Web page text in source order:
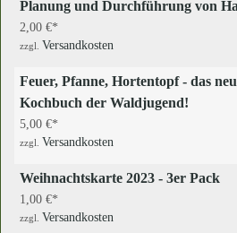
Planung und Durchführung von
2,00 €
zzgl. Versandkosten
Feuer, Pfanne, Hortentopf - das
Kochbuch der Waldjugend!
5,00 €
zzgl. Versandkosten
Weihnachtskarte 2023 - 3er Pack
1,00 €
zzgl. Versandkosten